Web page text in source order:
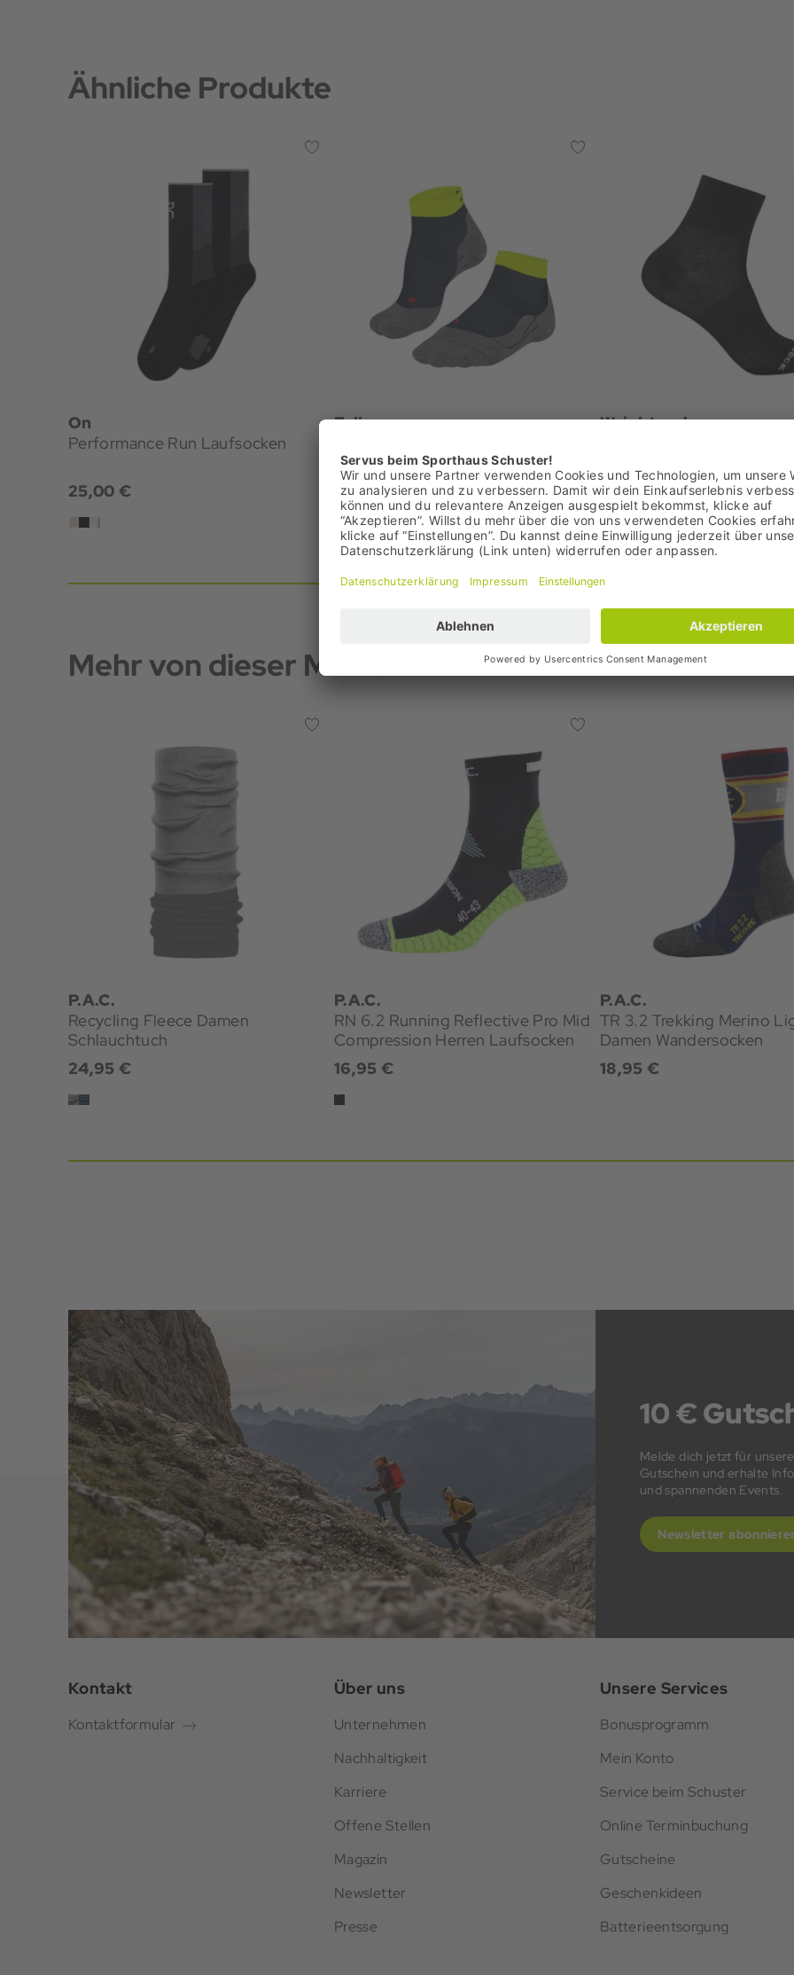
Ähnliche Produkte
On
Performance Run Laufsocken
25,00 €
Falke
19,00 €
Wrightsock
21,95 €
+3
Mehr von dieser Marke
P.A.C.
Recycling Fleece Damen
Schlauchtuch
24,95 €
P.A.C.
RN 6.2 Running Reflective Pro Mid
Compression Herren Laufsocken
16,95 €
P.A.C.
TR 3.2 Trekking Merino
Damen Wandersocken
18,95 €
10 €
Melde dich jetzt für
Gutschein und erhalte
und spannenden Events.
Newsletter
Kontakt
Kontaktformular
Über uns
Unternehmen
Nachhaltigkeit
Karriere
Offene Stellen
Magazin
Newsletter
Presse
Unsere Services
Bonusprogramm
Mein Konto
Service beim Schuster
Online Terminbuchung
Gutscheine
Geschenkideen
Batterieentsorgung